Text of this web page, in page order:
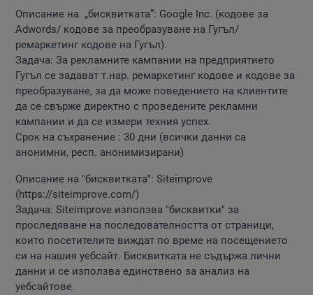
Описание на „бисквитката”: Google Inc. (кодове за
Adwords/ кодове за преобразуване на Гугъл/
ремаркетинг кодове на Гугъл).
Задача: За рекламните кампании на предприятието
Гугъл се задават т.нар. ремаркетинг кодове и кодове за
преобразуване, за да може поведението на клиентите
да се свърже директно с проведените рекламни
кампании и да се измери техния успех.
Срок на съхранение : 30 дни (всички данни са
анонимни, респ. анонимизирани)
Описание на "бисквитката": Siteimprove
(https://siteimprove.com/)
Задача: Siteimprove използва "бисквитки" за
проследяване на последователността от страници,
които посетителите виждат по време на посещението
си на нашия уебсайт. Бисквитката не съдържа лични
данни и се използва единствено за анализ на
уебсайтове.